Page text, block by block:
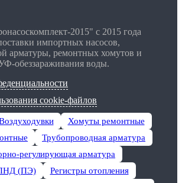
2015" с 2015 года
импортных насосов,
арматуры, ремонтных хомутов и
обеззараживания воды.
cookie-файлов
Хомуты ремонтные
Трубопроводная арматура
регулирующая арматура
(ПЭ)
Регистры отопления